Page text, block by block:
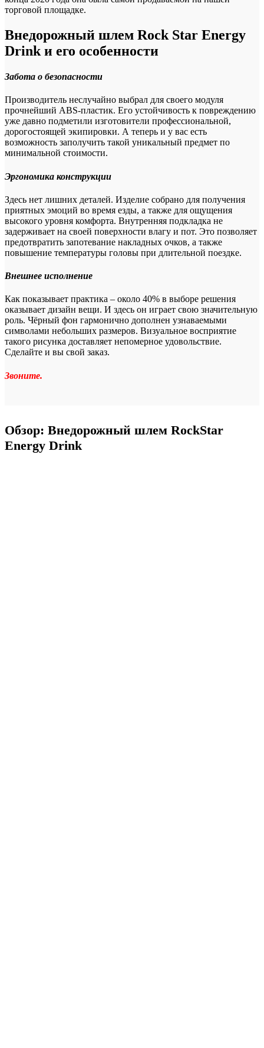
торговой площадке.
Внедорожный шлем Rock Star Energy
Drink и его особенности
Забота о безопасности
Производитель неслучайно выбрал для своего модуля
прочнейший ABS-пластик. Его устойчивость к повреждению
уже давно подметили изготовители профессиональной,
дорогостоящей экипировки. А теперь и у вас есть
возможность заполучить такой уникальный предмет по
минимальной стоимости.
Эргономика конструкции
Здесь нет лишних деталей. Изделие собрано для получения
приятных эмоций во время езды, а также для ощущения
высокого уровня комфорта. Внутренняя подкладка не
задерживает на своей поверхности влагу и пот. Это позволяет
предотвратить запотевание накладных очков, а также
повышение температуры головы при длительной поездке.
Внешнее исполнение
Как показывает практика – около 40% в выборе решения
оказывает дизайн вещи. И здесь он играет свою значительную
роль. Чёрный фон гармонично дополнен узнаваемыми
символами небольших размеров. Визуальное восприятие
такого рисунка доставляет непомерное удовольствие.
Сделайте и вы свой заказ.
Звоните.
Обзор: Внедорожный шлем RockStar
Energy Drink